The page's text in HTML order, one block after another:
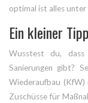
optimal ist alles unter
Ein kleiner
Wusstest du, dass
Sanierungen gibt?
Wiederaufbau (KfW)
Zuschüsse für